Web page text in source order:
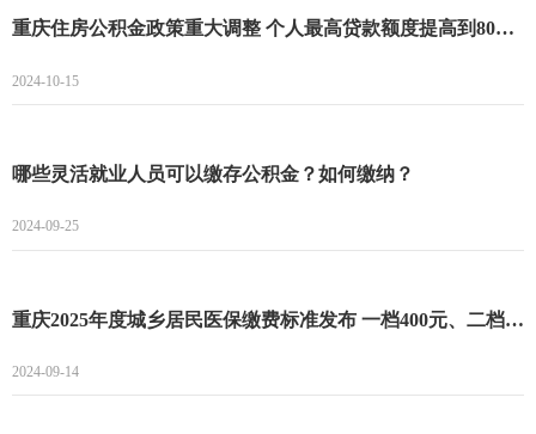
重庆住房公积金政策重大调整 个人最高贷款额度提高到80万元
2024-10-15
哪些灵活就业人员可以缴存公积金？如何缴纳？
2024-09-25
重庆2025年度城乡居民医保缴费标准发布 一档400元、二档775元！
2024-09-14